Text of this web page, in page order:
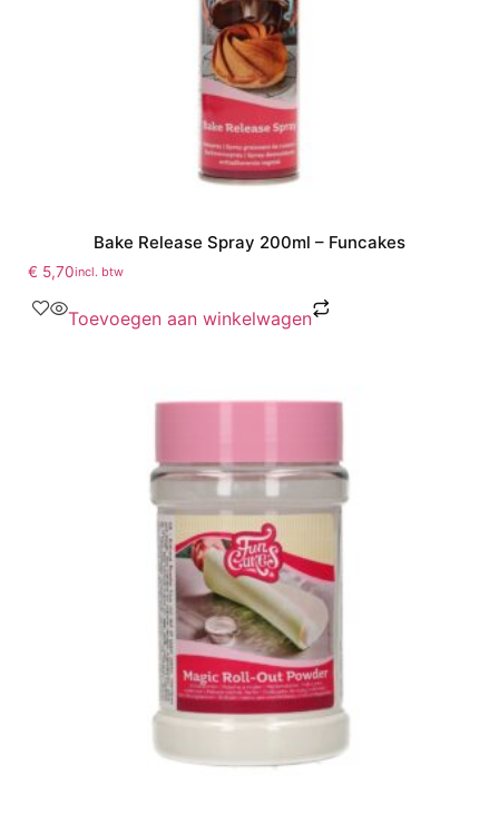
Bake Release Spray 200ml – Funcakes
€ 5,70incl. btw
Toevoegen aan winkelwagen